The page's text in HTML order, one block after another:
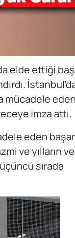
elde ettiği
mücadele
imza attı.
eden
ve yılların
sırada